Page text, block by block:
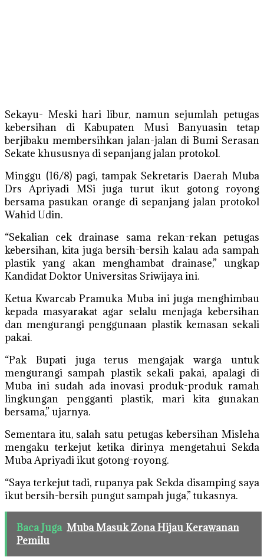
Sekayu- Meski hari libur, namun sejumlah petugas
kebersihan di Kabupaten Musi Banyuasin tetap
berjibaku membersihkan jalan-jalan di Bumi Serasan
Sekate khususnya di sepanjang jalan protokol.
Minggu (16/8) pagi, tampak Sekretaris Daerah Muba
Drs Apriyadi MSi juga turut ikut gotong royong
bersama pasukan orange di sepanjang jalan protokol
Wahid Udin.
“Sekalian cek drainase sama rekan-rekan petugas
kebersihan, kita juga bersih-bersih kalau ada sampah
plastik yang akan menghambat drainase,” ungkap
Kandidat Doktor Universitas Sriwijaya ini.
Ketua Kwarcab Pramuka Muba ini juga menghimbau
kepada masyarakat agar selalu menjaga kebersihan
dan mengurangi penggunaan plastik kemasan sekali
pakai.
“Pak Bupati juga terus mengajak warga untuk
mengurangi sampah plastik sekali pakai, apalagi di
Muba ini sudah ada inovasi produk-produk ramah
lingkungan pengganti plastik, mari kita gunakan
bersama,” ujarnya.
Sementara itu, salah satu petugas kebersihan Misleha
mengaku terkejut ketika dirinya mengetahui Sekda
Muba Apriyadi ikut gotong-royong.
“Saya terkejut tadi, rupanya pak Sekda disamping saya
ikut bersih-bersih pungut sampah juga,” tukasnya.
Baca Juga Muba Masuk Zona Hijau Kerawanan
Pemilu